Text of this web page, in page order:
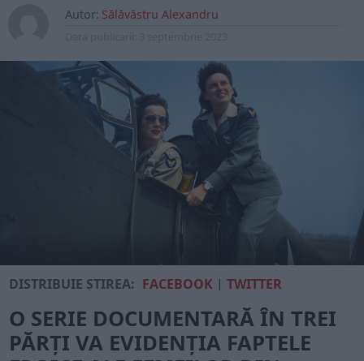
Autor: Sălăvăstru Alexandru
DISTRIBUIE ȘTIREA: FACEBOOK |TWITTER
O SERIE DOCUMENTARĂ ÎN TREI
PĂRȚI VA EVIDENȚIA FAPTELE